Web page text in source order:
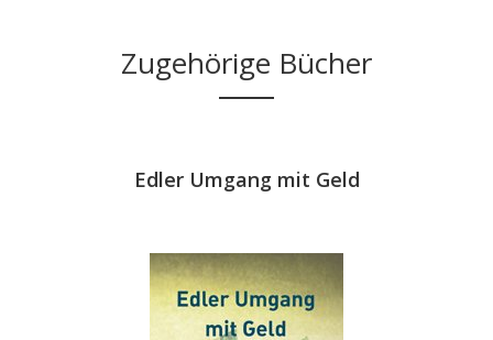
Zugehörige Bücher
Edler Umgang mit Geld